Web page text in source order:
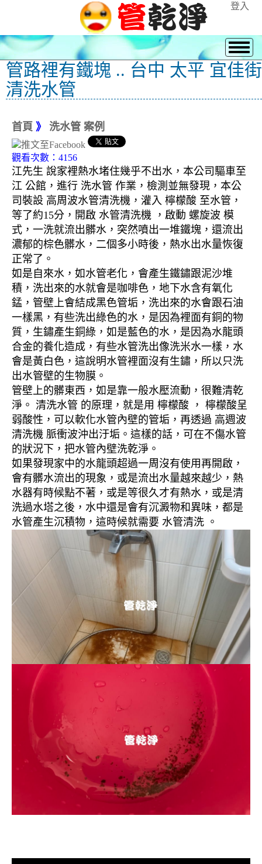
登入
管路裡有鐵塊 .. 台中 太平 宜佳街
清洗水管
首頁 》 洗水管 案例
觀看次數：4156
江先生 說家裡熱水堵住幾乎不出水，本公司驅車至
江 公館，進行 洗水管 作業，檢測並無發現，本公
司裝設 高周波水管清洗機，灌入 檸檬酸 至水管，
等了約15分，開啟 水管清洗機 ，啟動 螺旋波 模
式，一洗就流出髒水，突然噴出一堆鐵塊，還流出
濃郁的棕色髒水，二個多小時後，熱水出水量恢復
正常了。
如是自來水，如水管老化，會產生鐵鏽跟泥沙堆
積，洗出來的水就會是咖啡色，地下水含有氧化
錳，管壁上會結成黑色管垢，洗出來的水會跟石油
一樣黑，有些洗出綠色的水，是因為裡面有銅的物
質，生鏽產生銅綠，如是藍色的水，是因為水龍頭
合金的養化造成，有些水管洗出像洗米水一樣，水
會是黃白色，這說明水管裡面沒有生鏽，所以只洗
出水管壁的生物膜。
管壁上的髒東西，如是靠一般水壓流動，很難清乾
淨。 清洗水管 的原理，就是用 檸檬酸 ， 檸檬酸呈
弱酸性，可以軟化水管內壁的管垢，再透過 高週波
清洗機 脈衝波沖出汙垢。這樣的話，可在不傷水管
的狀況下，把水管內壁洗乾淨。
如果發現家中的水龍頭超過一周沒有使用再開啟，
會有髒水流出的現象，或是流出水量越來越少，熱
水器有時候點不著，或是等很久才有熱水，或是清
洗過水塔之後，水中還是會有沉澱物和異味，都是
水管產生沉積物，這時候就需要 水管清洗 。